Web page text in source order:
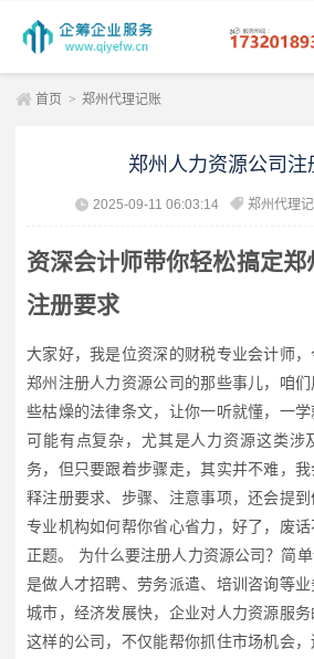
首页 > 郑州代理记账
郑州人力资源公司注
2025-09-11 06:03:14 郑州代理
资深会计师带你轻松搞定郑
注册要求
大家好，我是位资深的财税专业会计师
郑州注册人力资源公司的那些事儿，咱
些枯燥的法律条文，让你一听就懂，一
可能有点复杂，尤其是人力资源这类涉
务，但只要跟着步骤走，其实并不难，
释注册要求、步骤、注意事项，还会提
专业机构如何帮你省心省力，好了，废
正题。 为什么要注册人力资源公司？简
是做人才招聘、劳务派遣、培训咨询等
城市，经济发展快，企业对人力资源服
这样的公司，不仅能帮你抓住市场机会